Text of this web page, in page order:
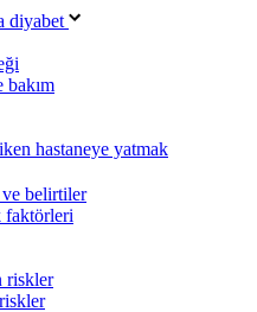
diyabet
bakım
hastaneye yatmak
ve belirtiler
faktörleri
riskler